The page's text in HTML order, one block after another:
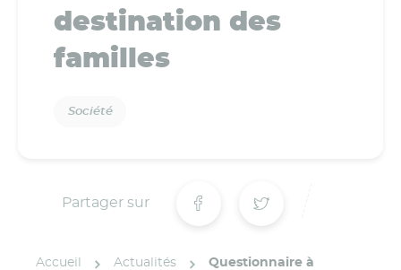
destination des
familles
Société
Partager sur
Accueil Actualités
Questionnaire à